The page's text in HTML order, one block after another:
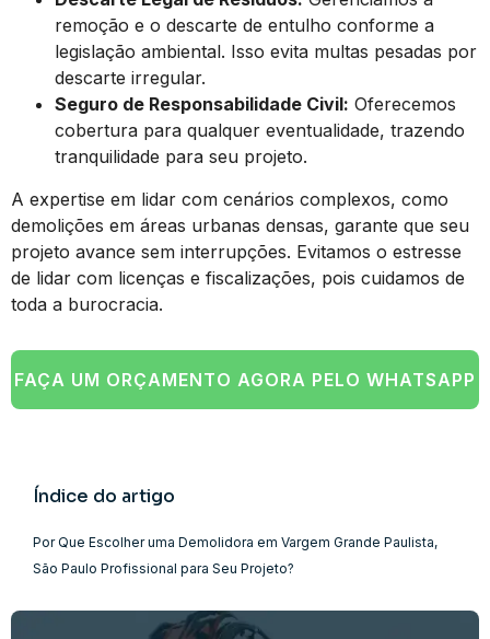
remoção e o descarte de entulho conforme a
legislação ambiental. Isso evita multas pesadas por
descarte irregular.
Seguro de Responsabilidade Civil: Oferecemos
cobertura para qualquer eventualidade, trazendo
tranquilidade para seu projeto.
A expertise em lidar com cenários complexos, como
demolições em áreas urbanas densas, garante que seu
projeto avance sem interrupções. Evitamos o estresse
de lidar com licenças e fiscalizações, pois cuidamos de
toda a burocracia.
FAÇA UM ORÇAMENTO AGORA PELO WHATSAPP
Índice do artigo
Por Que Escolher uma Demolidora em Vargem Grande Paulista,
São Paulo Profissional para Seu Projeto?